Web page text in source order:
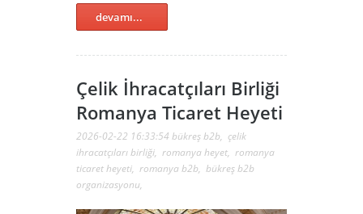
devamı...
Çelik İhracatçıları Birliği
Romanya Ticaret Heyeti
2026-02-22 16:33:54 bükreş b2b, çelik
ihracatçıları birliği, romanya heyet, romanya
ticaret heyeti, romanya b2b, bükreş b2b
organizasyonu,